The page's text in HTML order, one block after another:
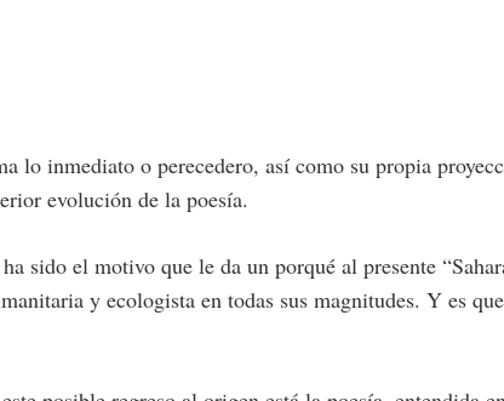
lo inmediato o perecedero, así como su propia
evolución de la poesía.
sido el motivo que le da un porqué al presente
y ecologista en todas sus magnitudes. Y es